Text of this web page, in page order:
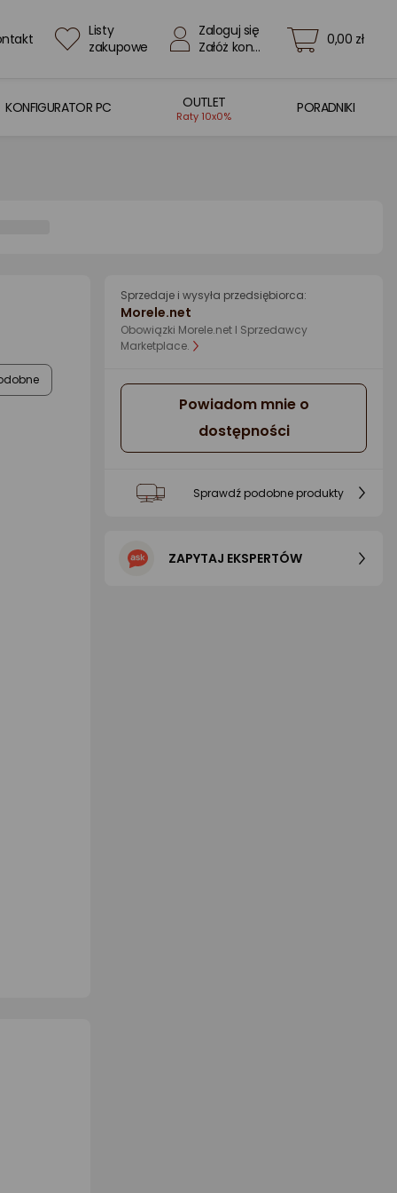
Listy
zakupowe
Zaloguj się
Załóż konto
0,00 zł
KONFIGURATOR PC OUTLET
Raty 10x0%
PORADNIKI
Sprzedaje i wysyła przedsiębiorca:
Morele.net
Obowiązki Morele.net I Sprzedawcy
Marketplace.
Powiadom mnie o
dostępności
Sprawdź podobne produkty
ZAPYTAJ EKSPERTÓW